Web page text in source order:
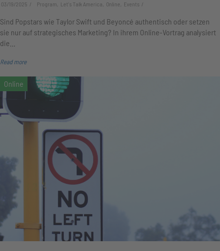
03/19/2025 Program, Let's Talk America, Online, Events
Sind Popstars wie Taylor Swift und Beyoncé authentisch oder setzen
sie nur auf strategisches Marketing? In ihrem Online-Vortrag analysiert
die…
Read more